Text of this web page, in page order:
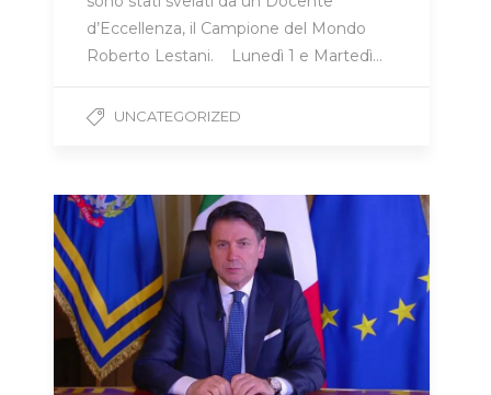
d’Eccellenza, il Campione del Mondo
Roberto Lestani. Lunedì 1 e Martedì…
UNCATEGORIZED